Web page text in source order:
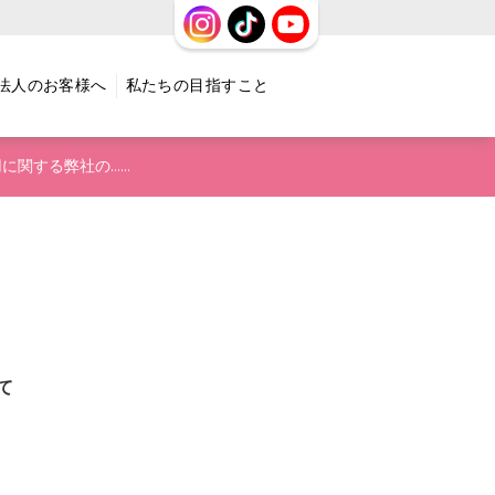
人のお客様へ 私たちの目指すこと
関する弊社の……